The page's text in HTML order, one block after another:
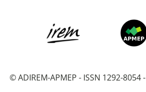
© ADIREM-APMEP - ISSN 1292-8054 -